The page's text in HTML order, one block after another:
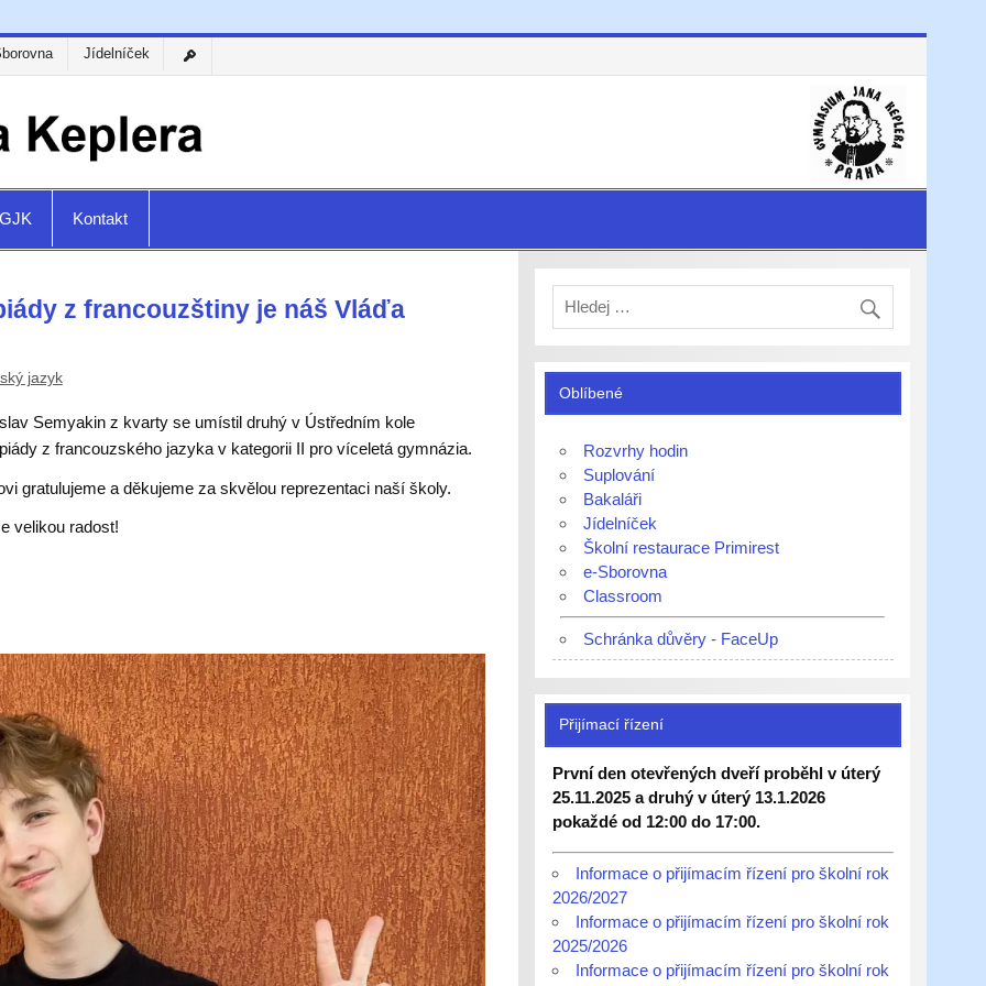
Jídelníček
Kontakt
z francouzštiny je náš Vláďa
jazyk
Semyakin z kvarty se umístil druhý v Ústředním kole
z francouzského jazyka v kategorii II pro víceletá gymnázia.
gratulujeme a děkujeme za skvělou reprezentaci naší školy.
velikou radost!
Oblíbené
Rozvrhy hodin
Suplování
Bakaláři
Jídelníček
Školní restaurace Primirest
e-Sborovna
Classroom
Schránka důvěry - FaceUp
Přijímací řízení
První den otevřených dveří proběhl v úterý
25.11.2025 a druhý v úterý 13.1.2026
pokaždé od 12:00 do 17:00.
Informace o přijímacím řízení pro školní rok
2026/2027
Informace o přijímacím řízení pro školní rok
2025/2026
Informace o přijímacím řízení pro školní rok